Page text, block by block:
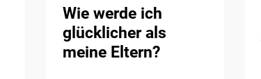
Wie werde ich
glücklicher als
meine Eltern?